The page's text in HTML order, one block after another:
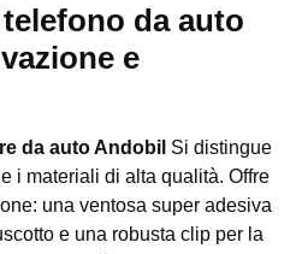
da auto
e
da auto Andobil Si distingue
i materiali di alta qualità. Offre
una ventosa super adesiva
e una robusta clip per la